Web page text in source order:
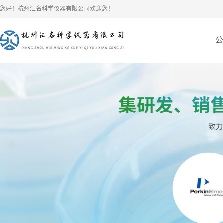
您好！杭州汇名科学仪器有限公司欢迎您！